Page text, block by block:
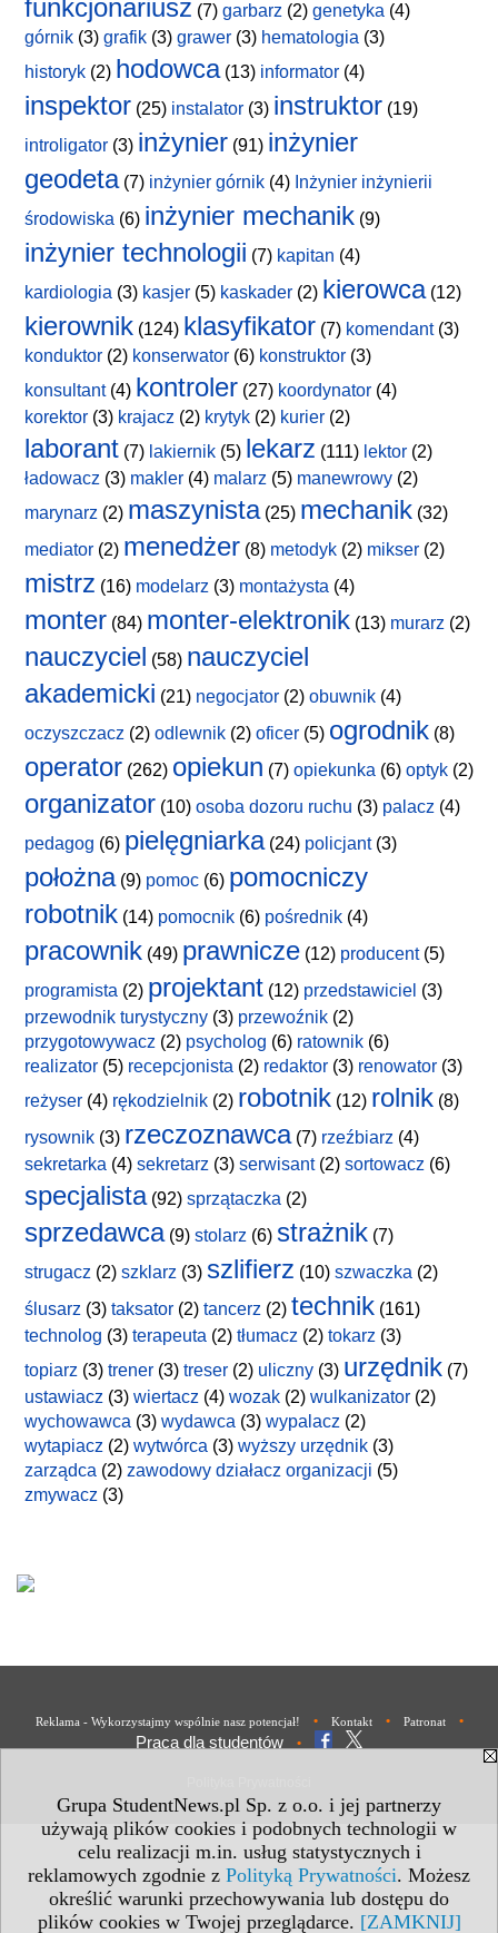
Grupa StudentNews.pl Sp. z o.o. i jej partnerzy
używają plików cookies i podobnych technologii w
celu realizacji m.in. usług statystycznych i
reklamowych zgodnie z Polityką Prywatności. Możesz
określić warunki przechowywania lub dostępu do
plików cookies w Twojej przeglądarce. [ZAMKNIJ]
funkcjonariusz (7) garbarz (2) genetyka (4)
górnik (3) grafik (3) grawer (3) hematologia (3)
historyk (2) hodowca(13) informator (4)
inspektor (25) instalator (3) instruktor (19)
introligator (3) inżynier (91) inżynier
geodeta(7) inżynier górnik (4) Inżynier inżynierii
środowiska (6) inżynier mechanik (9)
inżynier technologii (7) kapitan (4)
kardiologia (3) kasjer (5) kaskader (2) kierowca(12)
kierownik (124) klasyfikator (7) komendant(3)
konduktor (2) konserwator (6) konstruktor (3)
konsultant(4) kontroler (27) koordynator (4)
korektor (3) krajacz (2) krytyk (2) kurier (2)
laborant (7) lakiernik (5) lekarz (111) lektor (2)
ładowacz (3) makler (4) malarz (5) manewrowy (2)
marynarz (2) maszynista(25) mechanik (32)
mediator (2) menedżer (8) metodyk (2) mikser (2)
mistrz (16) modelarz (3) montażysta (4)
monter (84) monter-elektronik (13) murarz (2)
nauczyciel (58) nauczyciel
akademicki (21) negocjator (2) obuwnik (4)
oczyszczacz (2) odlewnik (2) oficer (5) ogrodnik (8)
operator (262) opiekun (7) opiekunka (6) optyk (2)
organizator (10) osoba dozoru ruchu (3) palacz (4)
pedagog (6) pielęgniarka(24) policjant(3)
położna(9) pomoc (6) pomocniczy
robotnik (14) pomocnik (6) pośrednik (4)
pracownik (49) prawnicze (12) producent(5)
programista (2) projektant (12) przedstawiciel (3)
przewodnik turystyczny (3) przewoźnik (2)
przygotowywacz (2) psycholog (6) ratownik (6)
realizator (5) recepcjonista (2) redaktor (3) renowator (3)
reżyser (4) rękodzielnik (2) robotnik (12) rolnik (8)
rysownik (3) rzeczoznawca(7) rzeźbiarz (4)
sekretarka (4) sekretarz (3) serwisant(2) sortowacz (6)
specjalista(92) sprzątaczka (2)
sprzedawca(9) stolarz (6) strażnik (7)
strugacz (2) szklarz (3) szlifierz (10) szwaczka (2)
ślusarz (3) taksator (2) tancerz (2) technik (161)
technolog (3) terapeuta (2) tłumacz (2) tokarz (3)
topiarz (3) trener (3) treser (2) uliczny (3) urzędnik (7)
ustawiacz (3) wiertacz (4) wozak (2) wulkanizator (2)
wychowawca (3) wydawca (3) wypalacz (2)
wytapiacz (2) wytwórca (3) wyższy urzędnik (3)
zarządca (2) zawodowy działacz organizacji (5)
zmywacz (3)
Reklama - Wykorzystajmy wspólnie nasz potencjał! • Kontakt • Patronat •
Praca dla studentów •